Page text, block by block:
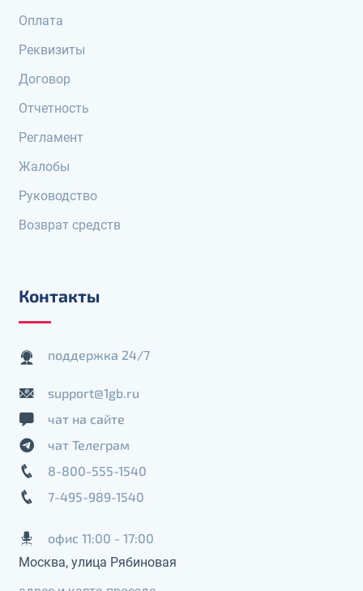
Оплата
Реквизиты
Договор
Отчетность
Регламент
Жалобы
Руководство
Возврат средств
Контакты
поддержка 24/7
support@1gb.ru
чат на сайте
чат Телеграм
8-800-555-1540
7-495-989-1540
офис 11:00 - 17:00
Москва, улица Рябиновая